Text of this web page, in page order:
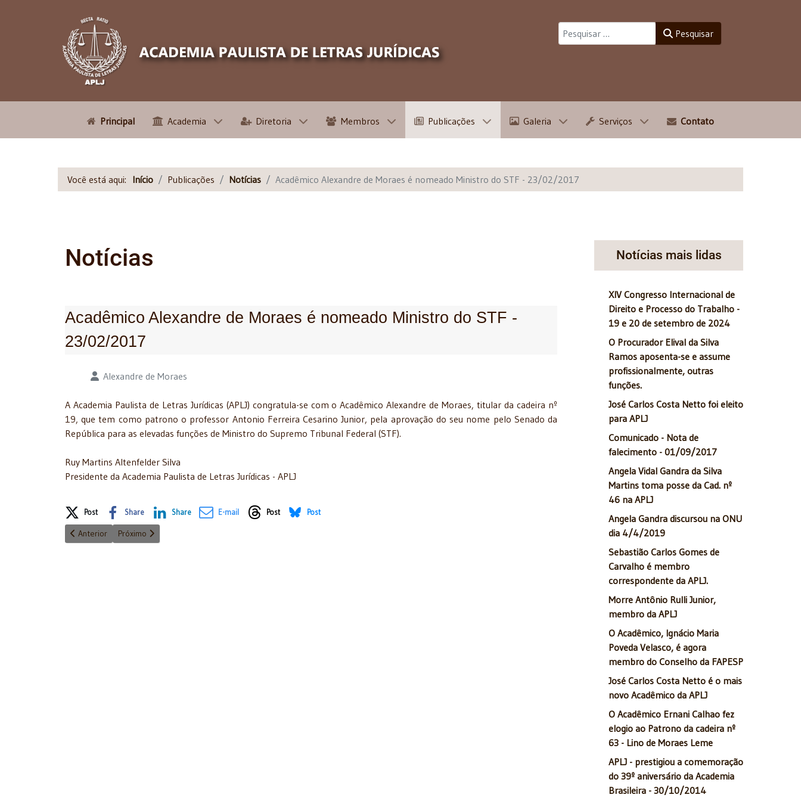
Pesquisar
Principal Academia Diretoria Membros Publicações Galeria Serviços Contato
Você está aqui: Início Publicações Notícias Acadêmico Alexandre de Moraes é nomeado Ministro do STF - 23/02/2017
Notícias
Acadêmico Alexandre de Moraes é nomeado Ministro do STF -
23/02/2017
Detalhes Alexandre de Moraes
A Academia Paulista de Letras Jurídicas (APLJ) congratula-se com o Acadêmico Alexandre de Moraes, titular da cadeira nº
19, que tem como patrono o professor Antonio Ferreira Cesarino Junior, pela aprovação do seu nome pelo Senado da
República para as elevadas funções de Ministro do Supremo Tribunal Federal (STF).
Ruy Martins Altenfelder Silva
Presidente da Academia Paulista de Letras Jurídicas - APLJ
Share on Social Media
Post Share Share E-mail Post Post
Artigo anterior: APLJ apoia o Vice-Presidente de República, dr. Michel Temer - 13/04/2016
Anterior Próximo artigo: APLJ cumprimenta o novo Secretário da Educação do Estado de SP - 26/01/2016
Próximo
Notícias mais lidas
XIV Congresso Internacional de
Direito e Processo do Trabalho -
19 e 20 de setembro de 2024
O Procurador Elival da Silva
Ramos aposenta-se e assume
profissionalmente, outras
funções.
José Carlos Costa Netto foi eleito
para APLJ
Comunicado - Nota de
falecimento - 01/09/2017
Angela Vidal Gandra da Silva
Martins toma posse da Cad. nº
46 na APLJ
Angela Gandra discursou na ONU
dia 4/4/2019
Sebastião Carlos Gomes de
Carvalho é membro
correspondente da APLJ.
Morre Antônio Rulli Junior,
membro da APLJ
O Acadêmico, Ignácio Maria
Poveda Velasco, é agora
membro do Conselho da FAPESP
José Carlos Costa Netto é o mais
novo Acadêmico da APLJ
O Acadêmico Ernani Calhao fez
elogio ao Patrono da cadeira nº
63 - Lino de Moraes Leme
APLJ - prestigiou a comemoração
do 39º aniversário da Academia
Brasileira - 30/10/2014